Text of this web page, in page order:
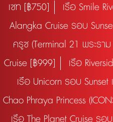
เซท [฿750]
เรือ Smile
Alangka Cruise รอบ
ครูซ (Terminal 21 พระรา
Cruise [฿999]
เรือ
เรือ Unicorn รอบ
Chao Phraya Princess
เรือ The Planet Cruise รอ